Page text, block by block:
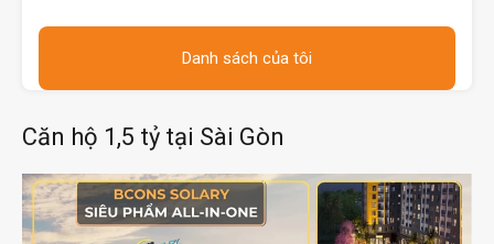
Danh sách của tôi
Căn hộ 1,5 tỷ tại Sài Gòn